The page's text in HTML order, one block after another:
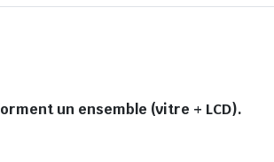
un ensemble (vitre + LCD).